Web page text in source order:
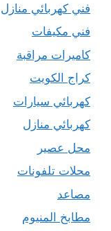
فني كهربائي منازل
فني مكيفات
كاميرات مراقبة
كراج الكويت
كهربائي سيارات
كهربائي منازل
محل عصير
محلات تلفونات
مصاعد
مطابخ المنيوم